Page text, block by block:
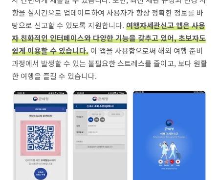
항을 실시간으로 업데이트하여 사용자가 항상 정확한 정보를 바
탕으로 신고할 수 있도록 지원합니다. 여행자세관신고 앱은 사용
자 친화적인 인터페이스와 다양한 기능을 갖추고 있어, 초보자도
쉽게 이용할 수 있습니다. 이 앱을 사용함으로써 해외 여행 준비
과정에서 발생할 수 있는 불필요한 스트레스를 줄이고, 보다 원활
한 여행을 즐길 수 있습니다.